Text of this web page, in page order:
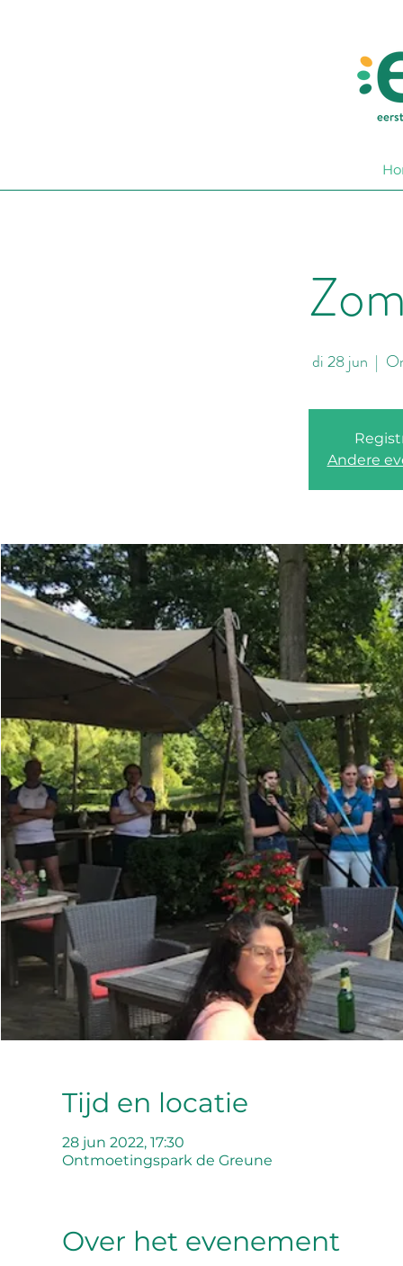
di 28 jun
  |
Andere
Tijd en locatie
28 jun 2022, 17:30
Ontmoetingspark de Greune
Over het evenement